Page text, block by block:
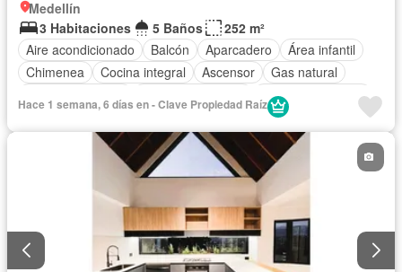
Medellín
3 Habitaciones
5 Baños
252 m²
Aire acondicionado
Balcón Aparcadero
Área infantil
Chimenea
Cocina integral Ascensor
Gas natural
Cuarto de servicio
Hace 1 semana, 6 días en - Clave Propiedad Raíz